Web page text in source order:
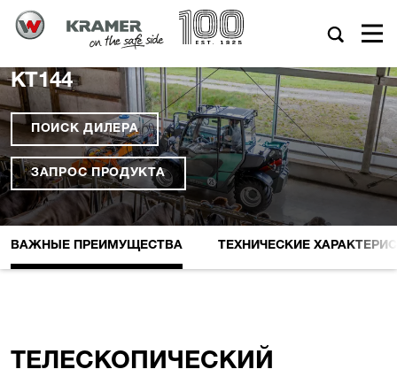
KT144
ПОИСК ДИЛЕРА
ЗАПРОС ПРОДУКТА
ВАЖНЫЕ ПРЕИМУЩЕСТВА ТЕХНИЧЕСКИЕ
ТЕЛЕСКОПИЧЕСКИЙ